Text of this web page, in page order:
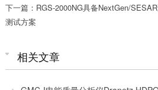
下一篇：RGS-2000NG具备NextGen/
测试方案
相关文章